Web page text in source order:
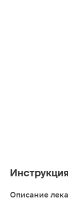
Инструкция
Описание